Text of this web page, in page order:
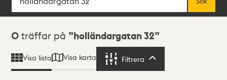
Sökresultat
0 träffar på holländargatan 32
Visa lista Visa karta Filtrera